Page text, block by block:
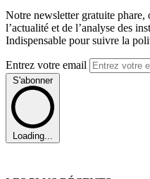
Notre newsletter gratuite phare,
l’actualité et de l’analyse des
Indispensable pour suivre la
Entrez votre email
S'abonner
Loading...